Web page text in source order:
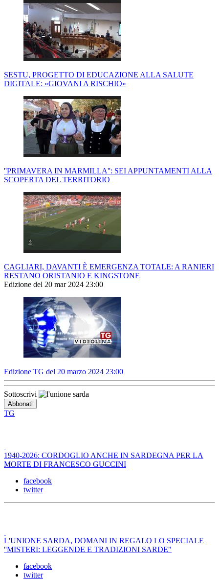
SESTU, PROGETTO DI EDUCAZIONE ALLA SALUTE
DIGITALE: «GIOVANI A RISCHIO»
''PRIMAVERA IN MARMILLA'': SEI APPUNTAMENTI ALLA
SCOPERTA DEL TERRITORIO
CAGLIARI, DAVANTI È EMERGENZA TOTALE: A RANIERI
RESTANO ORISTANIO E KINGSTONE
Edizione del 20 mar 2024 23:00
Edizione TG del 20 marzo 2024 23:00
Sottoscrivi
TG
1940-2026: CORDOGLIO ANCHE IN SARDEGNA PER LA
MORTE DI FRANCESCO GUCCINI
facebook
twitter
L'UNIONE SARDA, DOMANI IN REGALO LO SPECIALE
''MISTERI: LEGGENDE E TRADIZIONI SARDE"
facebook
twitter